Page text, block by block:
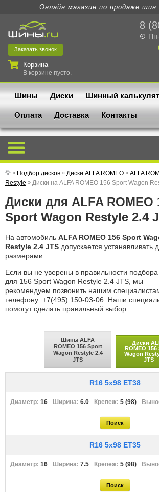
Онлайн магазин по продаже шин
8
Заказать звонок
Корзина
В корзине пусто.
Шины Диски Шинный
Оплата Доставка Контакты
» Подбор дисков » Диски ALFA ROMEO » ALFA
Restyle » Диски на ALFA ROMEO 156 Sport Wagon
Диски для ALFA ROMEO 156
Sport Wagon Restyle 2.4
На автомобиль ALFA ROMEO 156 Sport
Restyle 2.4 JTS допускается устанавливать
размерами:
Если вы не уверены в правильности подбора
для 156 Sport Wagon Restyle 2.4 JTS, мы
рекомендуем позвонить нашим
телефону: +7(495) 150-03-06. Наши
помогут сделать правильный выбор.
Шины ALFA
ROMEO 156 Sport
Wagon Restyle 2.4
JTS
Диски
ROMEO 156
Wagon
JTS
R16 5x98 ET38
16 6.0 5 (98)
R16 5x98 ET35
16 7.5 5 (98)